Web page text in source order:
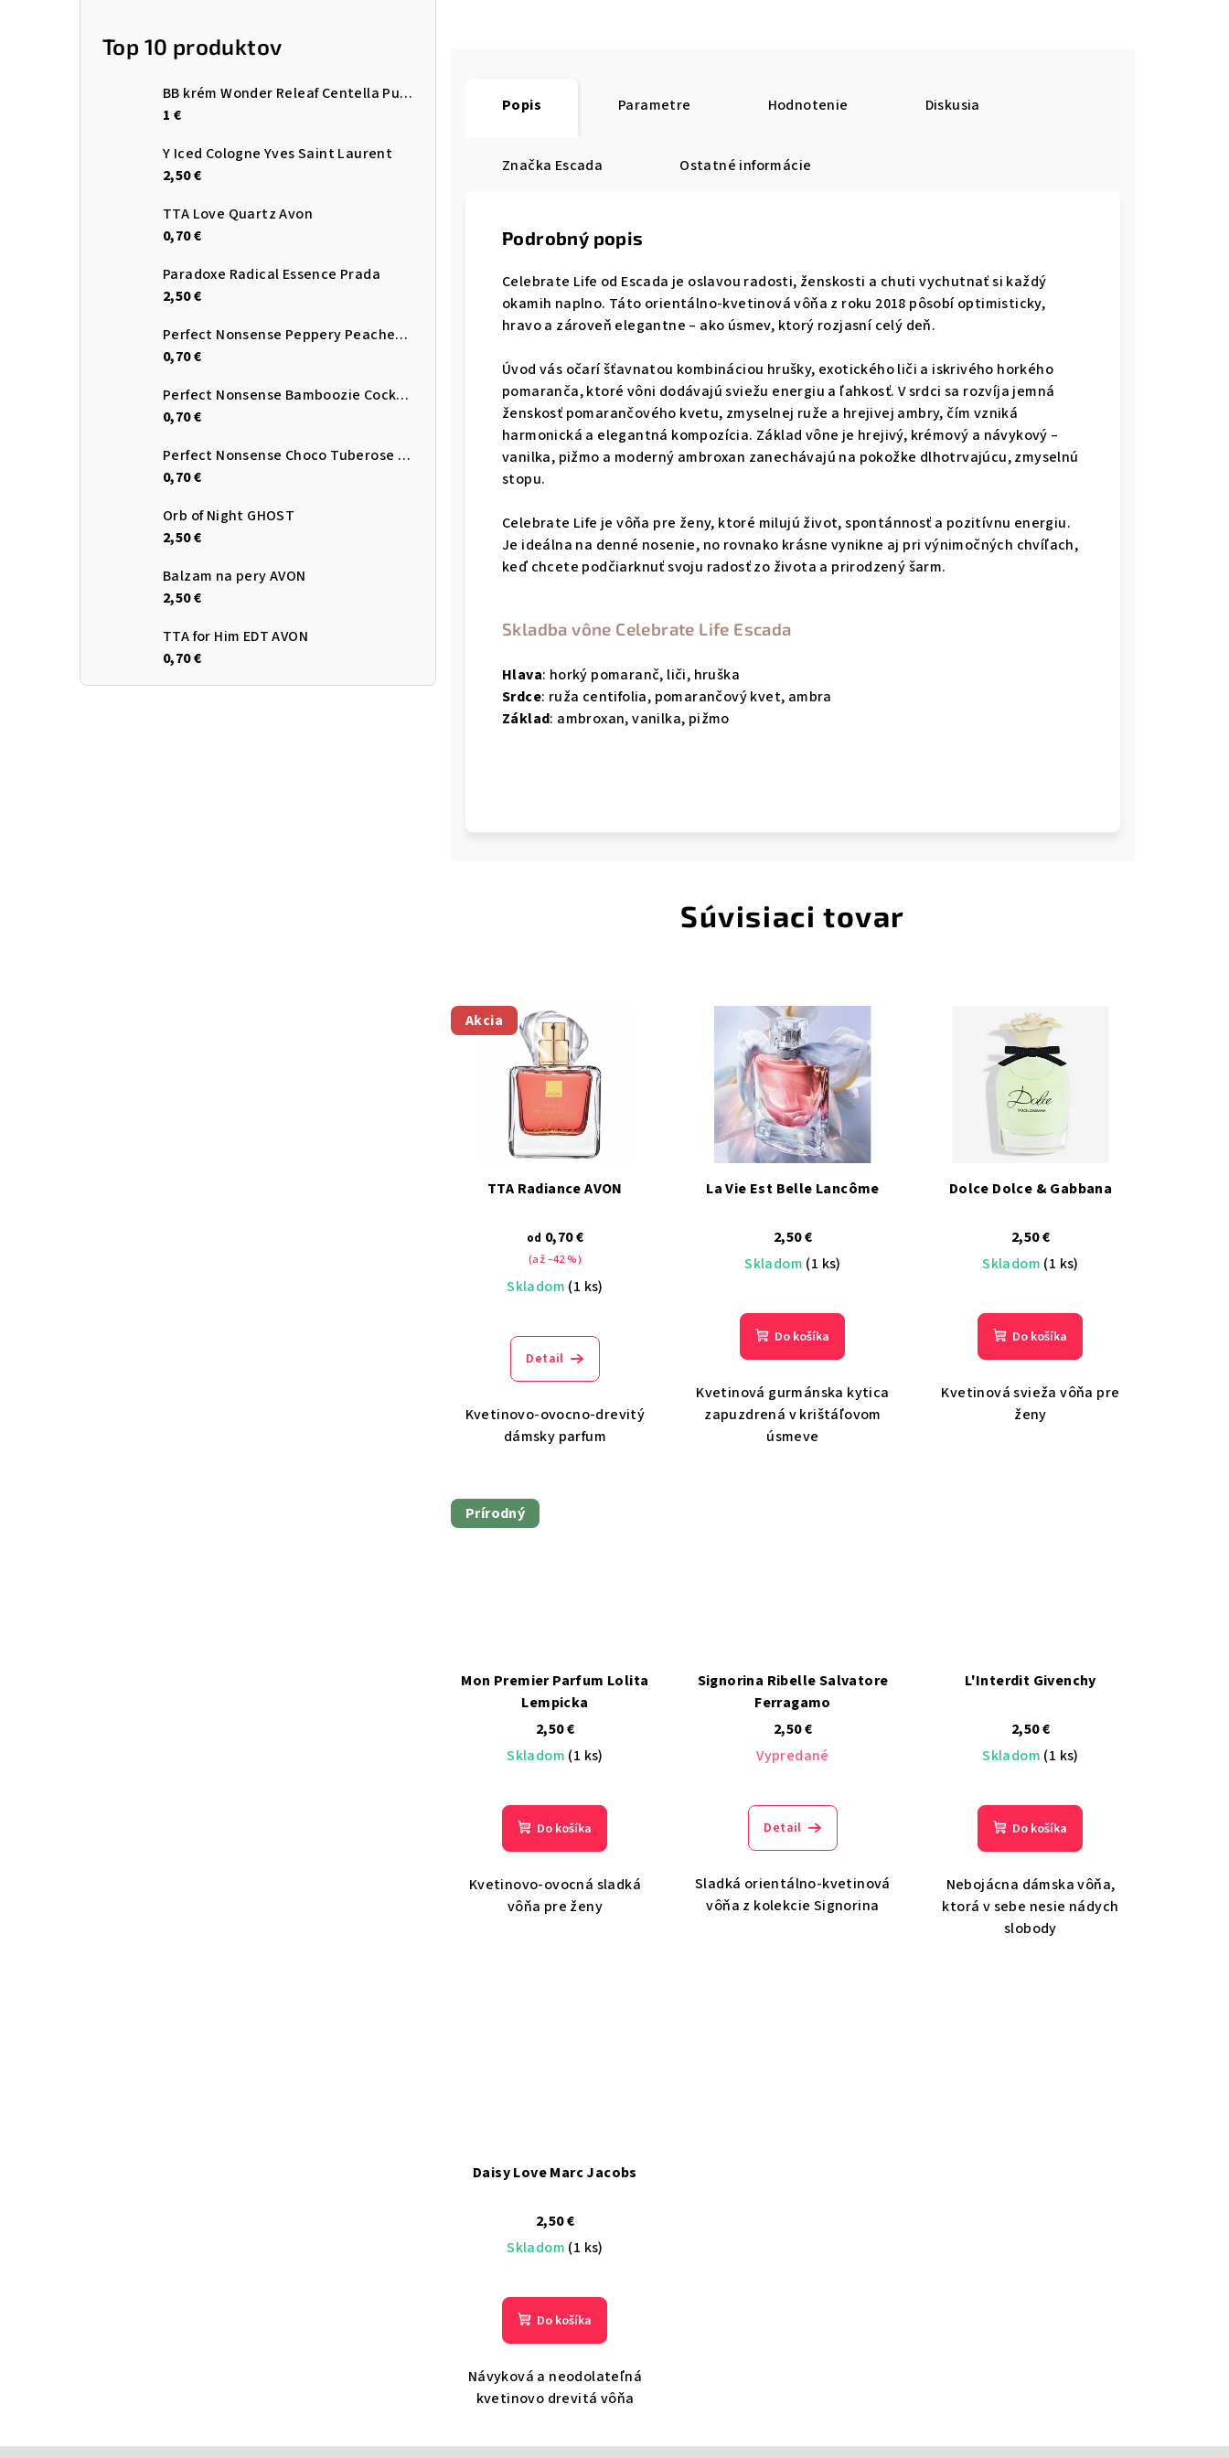
Top 10 produktov
BB krém Wonder Releaf Centella Purito Seoul
1 €
Y Iced Cologne Yves Saint Laurent
2,50 €
TTA Love Quartz Avon
0,70 €
Paradoxe Radical Essence Prada
2,50 €
Perfect Nonsense Peppery Peaches EDP Avon
0,70 €
Perfect Nonsense Bamboozie Cocktail EDP Avon
0,70 €
Perfect Nonsense Choco Tuberose EDP Avon
0,70 €
Orb of Night GHOST
2,50 €
Balzam na pery AVON
2,50 €
TTA for Him EDT AVON
0,70 €
Popis Parametre Hodnotenie Diskusia
Značka Escada Ostatné informácie
Podrobný popis
Celebrate Life od Escada je oslavou radosti, ženskosti a chuti vychutnať si každý
okamih naplno. Táto orientálno-kvetinová vôňa z roku 2018 pôsobí optimisticky,
hravo a zároveň elegantne – ako úsmev, ktorý rozjasní celý deň.
Úvod vás očarí šťavnatou kombináciou hrušky, exotického liči a iskrivého horkého
pomaranča, ktoré vôni dodávajú sviežu energiu a ľahkosť. V srdci sa rozvíja jemná
ženskosť pomarančového kvetu, zmyselnej ruže a hrejivej ambry, čím vzniká
harmonická a elegantná kompozícia. Základ vône je hrejivý, krémový a návykový –
vanilka, pižmo a moderný ambroxan zanechávajú na pokožke dlhotrvajúcu, zmyselnú
stopu.
Celebrate Life je vôňa pre ženy, ktoré milujú život, spontánnosť a pozitívnu energiu.
Je ideálna na denné nosenie, no rovnako krásne vynikne aj pri výnimočných chvíľach,
keď chcete podčiarknuť svoju radosť zo života a prirodzený šarm.
Skladba vône Celebrate Life Escada
Hlava: horký pomaranč, liči, hruška
Srdce: ruža centifolia, pomarančový kvet, ambra
Základ: ambroxan, vanilka, pižmo
Súvisiaci tovar
Akcia
TTA Radiance AVON
od 0,70 €
(až –42 %)
Skladom (1 ks)
Detail
Kvetinovo-ovocno-drevitý
dámsky parfum
La Vie Est Belle Lancôme
2,50 €
Skladom (1 ks)
Do košíka
Kvetinová gurmánska kytica
zapuzdrená v krištáľovom
úsmeve
Dolce Dolce & Gabbana
2,50 €
Skladom (1 ks)
Do košíka
Kvetinová svieža vôňa pre
ženy
Prírodný
Mon Premier Parfum Lolita
Lempicka
2,50 €
Skladom (1 ks)
Do košíka
Kvetinovo-ovocná sladká
vôňa pre ženy
Signorina Ribelle Salvatore
Ferragamo
2,50 €
Vypredané
Detail
Sladká orientálno-kvetinová
vôňa z kolekcie Signorina
L'Interdit Givenchy
2,50 €
Skladom (1 ks)
Do košíka
Nebojácna dámska vôňa,
ktorá v sebe nesie nádych
slobody
Daisy Love Marc Jacobs
2,50 €
Skladom (1 ks)
Do košíka
Návyková a neodolateľná
kvetinovo drevitá vôňa